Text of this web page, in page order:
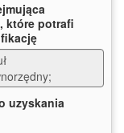
które potrafi
uzyskania